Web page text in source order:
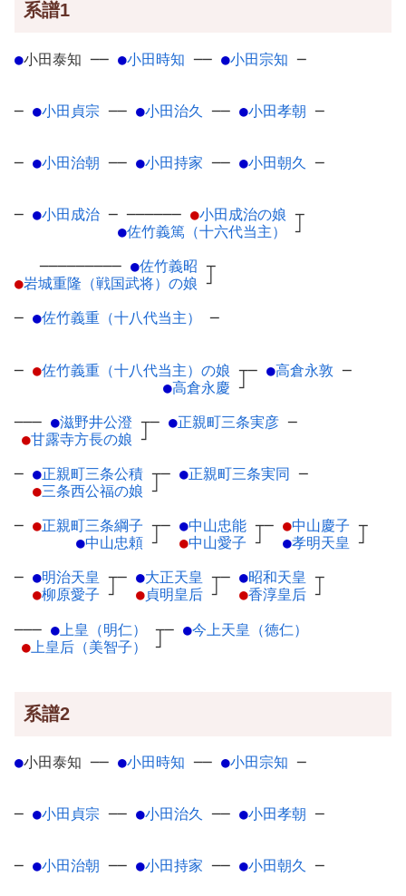
系譜1
●小田泰知 ── ●小田時知 ── ●小田宗知 ─
─ ●小田貞宗 ── ●小田治久 ── ●小田孝朝 ─
─ ●小田治朝 ── ●小田持家 ── ●小田朝久 ─
─ ●小田成治 ─ ────── ●小田成治の娘 ┬
●佐竹義篤（十六代当主） ┘
───────── ●佐竹義昭 ┬
●岩城重隆（戦国武将）の娘 ┘
─ ●佐竹義重（十八代当主） ─
─ ●佐竹義重（十八代当主）の娘 ┬
●高倉永慶 ┘
─ ●高倉永敦 ─
─── ●滋野井公澄 ┬
●甘露寺方長の娘 ┘
─ ●正親町三条実彦 ─
─ ●正親町三条公積 ┬
●三条西公福の娘 ┘
─ ●正親町三条実同 ─
─ ●正親町三条綱子 ┬
●中山忠頼 ┘
─ ●中山忠能 ┬
●中山愛子 ┘
─ ●中山慶子 ┬
●孝明天皇 ┘
─ ●明治天皇 ┬
●柳原愛子 ┘
─ ●大正天皇 ┬
●貞明皇后 ┘
─ ●昭和天皇 ┬
●香淳皇后 ┘
─── ● 上皇（明仁）
┬
● 上皇后（美智子） ┘
─ ●今上天皇（徳仁）
系譜2
●小田泰知 ── ●小田時知 ── ●小田宗知 ─
─ ●小田貞宗 ── ●小田治久 ── ●小田孝朝 ─
─ ●小田治朝 ── ●小田持家 ── ●小田朝久 ─